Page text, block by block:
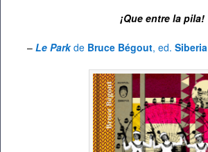
¡Que entre la pila!
– Le Parkde Bruce Bégout, ed. Siberia